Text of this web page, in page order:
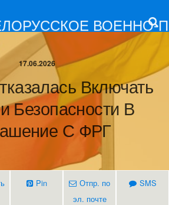
ВОЕННО-
17.06.2026
Включать
Безопасности В
С ФРГ
Pin
Отпр. по
эл. почте
SMS